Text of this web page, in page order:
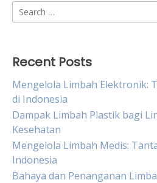
Search
for:
Recent Posts
Mengelola Limbah Elektronik:
di Indonesia
Dampak Limbah Plastik bagi
Kesehatan
Mengelola Limbah Medis:
Indonesia
Bahaya dan Penanganan